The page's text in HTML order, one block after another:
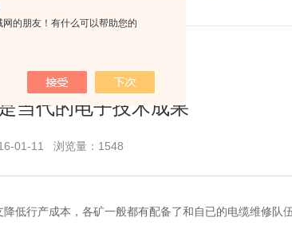
网的朋友！有什么可以帮助您的
当代的电子技术成果
01-11 浏览量：1548
行产成本，各矿一般都有配备了和自已的电缆维修队